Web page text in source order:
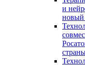
и
новый